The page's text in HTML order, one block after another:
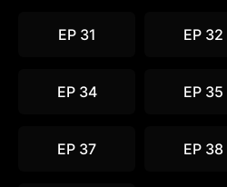
EP 31 EP 32
EP 34 EP 35
EP 37 EP 38